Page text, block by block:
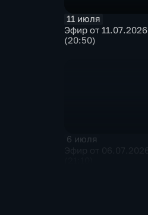
11 июля
Эфир от 11.07.2026
(20:50)
6 июля